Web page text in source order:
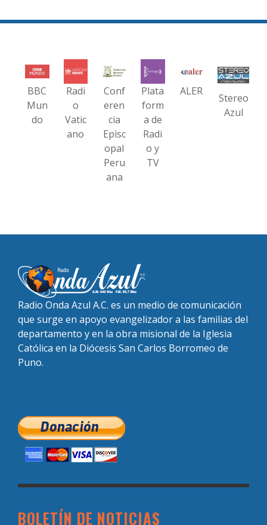
BBC
Mun
do
Radi
o
Vatic
ano
Conf
eren
cia
Episc
opal
Peru
ana
Plata
form
a de
Radi
o y
TV
ALER
Stereo
Azul
Radio Onda Azul A.C. es un medio de comunicación
que surge en apoyo evangelizador a las familias del
departamento y en la obra misional de la Iglesia
Católica en la Diócesis San Carlos Borromeo de
Puno.
BOLETÍN DE NOTICIAS